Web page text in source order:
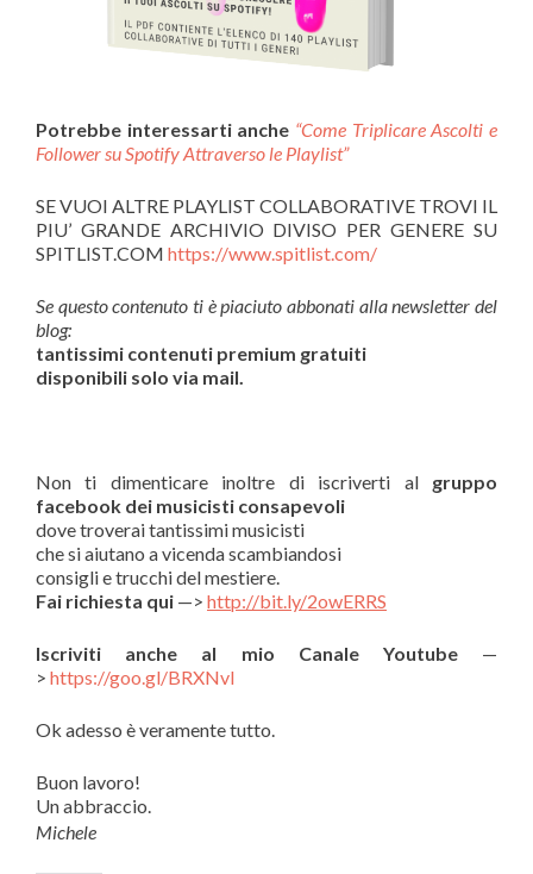
Potrebbe interessarti anche “Come Triplicare Ascolti e
Follower su Spotify Attraverso le Playlist”
SE VUOI ALTRE PLAYLIST COLLABORATIVE TROVI IL
PIU’ GRANDE ARCHIVIO DIVISO PER GENERE SU
SPITLIST.COM https://www.spitlist.com/
Se questo contenuto ti è piaciuto abbonati alla newsletter del
blog:
tantissimi contenuti premium gratuiti
disponibili solo via mail.
Non ti dimenticare inoltre di iscriverti al gruppo
facebook dei musicisti consapevoli
dove troverai tantissimi musicisti
che si aiutano a vicenda scambiandosi
consigli e trucchi del mestiere.
Fai richiesta qui —> http://bit.ly/2owERRS
Iscriviti anche al mio Canale Youtube —
> https://goo.gl/BRXNvI
Ok adesso è veramente tutto.
Buon lavoro!
Un abbraccio.
Michele